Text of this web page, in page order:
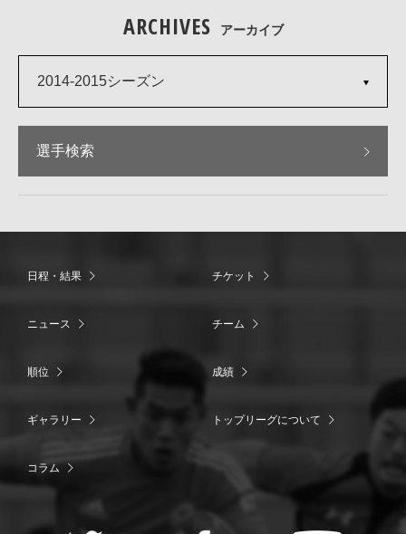
ARCHIVES アーカイブ
2014-2015シーズン
選手検索
日程・結果 チケット
ニュース チーム
順位 成績
ギャラリー トップリーグについて
コラム